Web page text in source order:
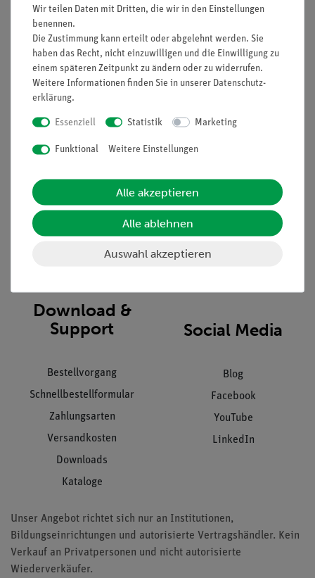
Informationen
Unternehmen
Projekte und Lösungen
Presse
Hinweisgeberschutz
Impressum
Service
Beratung & Showroom
Inbetriebnahme & Schulungen
Kundendienst
Download &
Support
Bestellvorgang
Schnellbestellformular
Zahlungsarten
Versandkosten
Downloads
Kataloge
Social Media
Blog
Facebook
YouTube
LinkedIn
Unser Angebot richtet sich nur an Institutionen,
Bildungseinrichtungen und autorisierte Vertragshändler. Kein
Verkauf an Privatpersonen und nicht autorisierte
Wiederverkäufer.
Wir teilen Daten mit Dritten, die wir in den Einstellungen
benennen.
Die Zustimmung kann erteilt oder abgelehnt werden. Sie
haben das Recht, nicht einzuwilligen und die Einwilligung zu
einem späteren Zeitpunkt zu ändern oder zu widerrufen.
Weitere Informationen finden Sie in unserer Daten­schutz­
erklärung.
Essenziell Statistik Marketing
Funktional Weitere Einstellungen
Alle akzeptieren
Alle ablehnen
Auswahl akzeptieren